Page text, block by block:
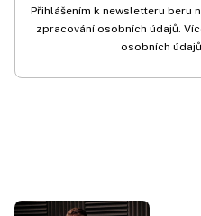
Přihlášením k newsletteru beru
zpracování osobních údajů.
osobních